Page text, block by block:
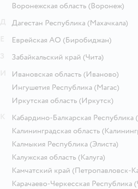
Воронежская область (Воронеж)
Дагестан Республика (Махачкала)
Еврейская АО (Биробиджан)
Забайкальский край (Чита)
Ивановская область (Иваново)
Ингушетия Республика (Магас)
Иркутская область (Иркутск)
Кабардино-Балкарская Республика
Калининградская область
Калмыкия Республика (Элиста)
Калужская область (Калуга)
Камчатский край (Петропавловск-
Карачаево-Черкесская Республика